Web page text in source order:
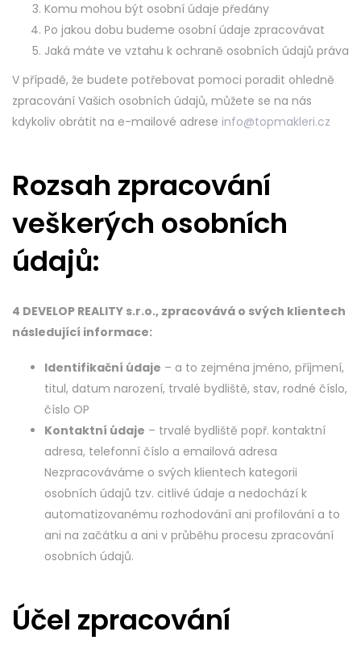
Komu mohou být osobní údaje předány
Po jakou dobu budeme osobní údaje zpracovávat
Jaká máte ve vztahu k ochraně osobních údajů práva
V případě, že budete potřebovat pomoci poradit ohledně
zpracování Vašich osobních údajů, můžete se na nás
kdykoliv obrátit na e-mailové adrese info@topmakleri.cz
Rozsah zpracování
veškerých osobních
údajů:
4 DEVELOP REALITY s.r.o., zpracovává o svých klientech
následující informace:
Identifikační údaje – a to zejména jméno, příjmení,
titul, datum narození, trvalé bydliště, stav, rodné číslo,
číslo OP
Kontaktní údaje – trvalé bydliště popř. kontaktní
adresa, telefonní číslo a emailová adresa
Nezpracováváme o svých klientech kategorii
osobních údajů tzv. citlivé údaje a nedochází k
automatizovanému rozhodování ani profilování a to
ani na začátku a ani v průběhu procesu zpracování
osobních údajů.
Účel zpracování